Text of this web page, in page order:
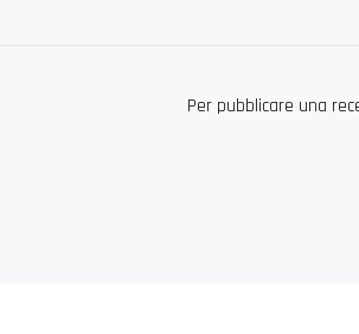
Per pubblicare una